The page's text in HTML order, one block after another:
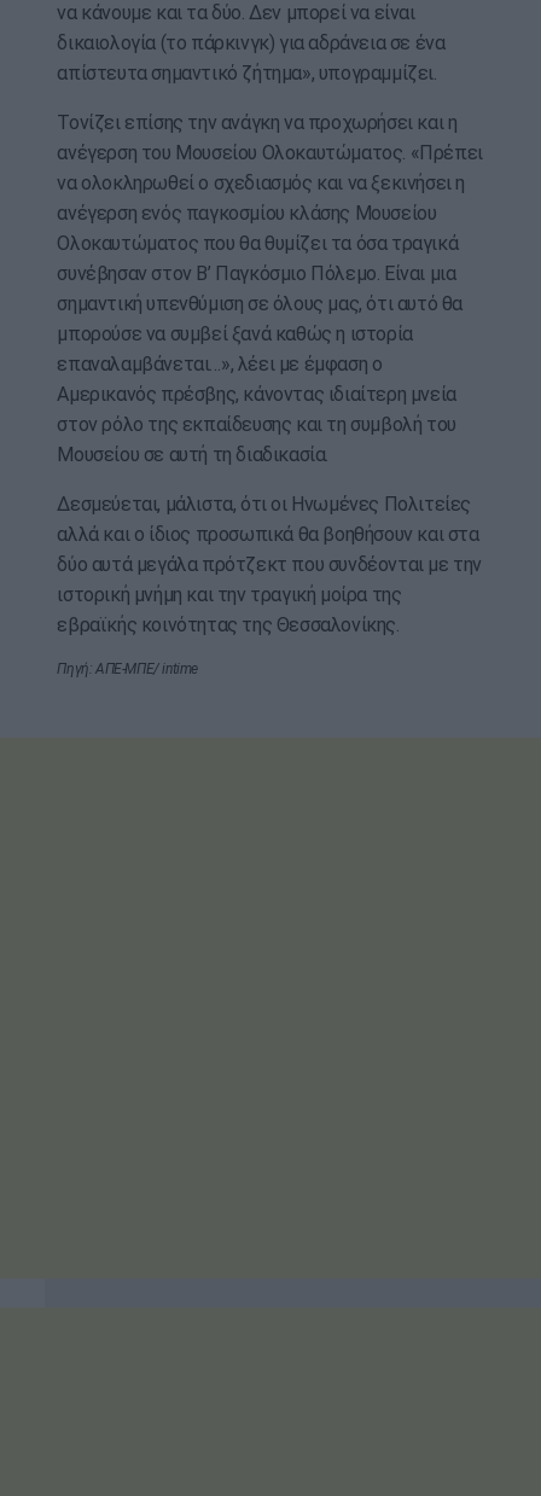
να κάνουμε και τα δύο. Δεν μπορεί να είναι
δικαιολογία (το πάρκινγκ) για αδράνεια σε ένα
απίστευτα σημαντικό ζήτημα», υπογραμμίζει.
Τονίζει επίσης την ανάγκη να προχωρήσει και η
ανέγερση του Μουσείου Ολοκαυτώματος. «Πρέπει
να ολοκληρωθεί ο σχεδιασμός και να ξεκινήσει η
ανέγερση ενός παγκοσμίου κλάσης Μουσείου
Ολοκαυτώματος που θα θυμίζει τα όσα τραγικά
συνέβησαν στον Β’ Παγκόσμιο Πόλεμο. Είναι μια
σημαντική υπενθύμιση σε όλους μας, ότι αυτό θα
μπορούσε να συμβεί ξανά καθώς η ιστορία
επαναλαμβάνεται…», λέει με έμφαση ο
Αμερικανός πρέσβης, κάνοντας ιδιαίτερη μνεία
στον ρόλο της εκπαίδευσης και τη συμβολή του
Μουσείου σε αυτή τη διαδικασία.
Δεσμεύεται, μάλιστα, ότι οι Ηνωμένες Πολιτείες
αλλά και ο ίδιος προσωπικά θα βοηθήσουν και στα
δύο αυτά μεγάλα πρότζεκτ που συνδέονται με την
ιστορική μνήμη και την τραγική μοίρα της
εβραϊκής κοινότητας της Θεσσαλονίκης.
Πηγή: ΑΠΕ-ΜΠΕ/ intime